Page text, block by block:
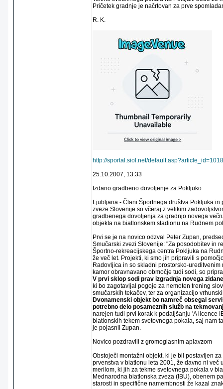
Pričetek gradnje je načrtovan za prve
R. K.
http://sportal.siol.net/
25.10.2007, 13:33
Izdano gradbeno dovoljenje za Pokljuko
Ljubljana - Člani Športnega društva Pokljuka in
zveze Slovenije so včeraj z velikim
gradbenega dovoljenja za gradnjo novega
objekta na biatlonskem stadionu na Rudnem
Prvi se je na novico odzval Peter Zupan,
Smučarski zvezi Slovenije: "Za posodobitev in
Športno-rekreacijskega centra Pokljuka na
že več let. Projekti, ki smo jih pripravili s
Radovljica in so skladni prostorsko-ureditvenim
kamor obravnavano območje tudi sodi, so
V prvi sklop sodi prav izgradnja novega
ki bo zagotavljal pogoje za nemoten trening
smučarskih tekačev, ter za organizacijo
Dvonamenski objekt bo namreč obsegal
potrebno delo posameznih služb na
narejen tudi prvi korak k podaljšanju 'A licence
biatlonskih tekem svetovnega pokala, saj nam
je pojasnil Zupan.
Novico pozdravili z gromoglasnim aplavzom
Obstoječi montažni objekt, ki je bil postavljen
prvenstva v biatlonu leta 2001, že davno ni več
merilom, ki jih za tekme svetovnega pokala v
Mednarodna biatlonska zveza (IBU), obenem
starosti in specifične namembnosti že kazal